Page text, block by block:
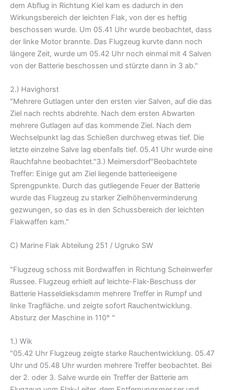
dem Abflug in Richtung Kiel kam es dadurch in den
Wirkungsbereich der leichten Flak, von der es heftig
beschossen wurde. Um 05.41 Uhr wurde beobachtet, dass
der linke Motor brannte. Das Flugzeug kurvte dann noch
längere Zeit, wurde um 05.42 Uhr noch einmal mit 4 Salven
von der Batterie beschossen und stürzte dann in 3 ab."
2.) Havighorst
"Mehrere Gutlagen unter den ersten vier Salven, auf die das
Ziel nach rechts abdrehte. Nach dem ersten Abwarten
mehrere Gutlagen auf das kommende Ziel. Nach dem
Wechselpunkt lag das Schießen durchweg etwas tief. Die
letzte einzelne Salve lag ebenfalls tief. 05.41 Uhr wurde eine
Rauchfahne beobachtet."3.) Meimersdorf"Beobachtete
Treffer: Einige gut am Ziel liegende batterieeigene
Sprengpunkte. Durch das gutliegende Feuer der Batterie
wurde das Flugzeug zu starker Zielhöhenverminderung
gezwungen, so das es in den Schussbereich der leichten
Flakwaffen kam."
C) Marine Flak Abteilung 251 / Ugruko SW
"Flugzeug schoss mit Bordwaffen in Richtung Scheinwerfer
Russee. Flugzeug erhielt auf leichte-Flak-Beschuss der
Batterie Hasseldieksdamm mehrere Treffer in Rumpf und
linke Tragfläche. und zeigte sofort Rauchentwicklung.
Absturz der Maschine in 110° "
1.) Wik
"05.42 Uhr Flugzeug zeigte starke Rauchentwicklung. 05.47
Uhr und 05.48 Uhr wurden mehrere Treffer beobachtet. Bei
der 2. oder 3. Salve wurde ein Treffer der Batterie am